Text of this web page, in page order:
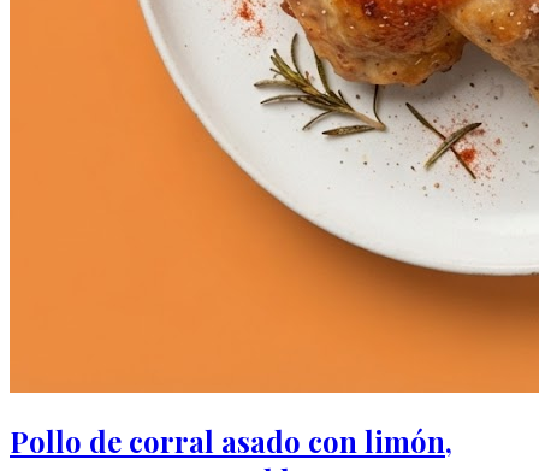
Pollo de corral asado con limón,